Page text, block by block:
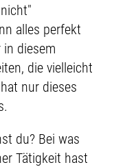
alles perfekt
diesem
die vielleicht
nur dieses
du? Bei was
Tätigkeit hast